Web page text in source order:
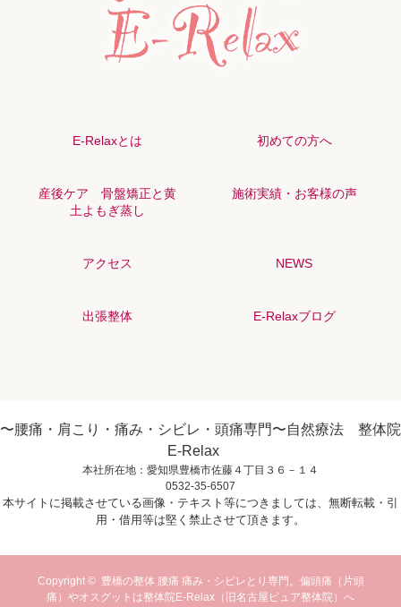
E-Relaxとは 初めての方へ
産後ケア 骨盤矯正と黄
土よもぎ蒸し
施術実績・お客様の声
アクセス NEWS
出張整体 E-Relaxブログ
〜腰痛・肩こり・痛み・シビレ・頭痛専門〜自然療法 整体院
E-Relax
本社所在地：愛知県豊橋市佐藤４丁目３６－１４
0532-35-6507
本サイトに掲載させている画像・テキスト等につきましては、無断転載・引
用・借用等は堅く禁止させて頂きます。
Copyright © 豊橋の整体 腰痛 痛み・シビレとり専門。偏頭痛（片頭
痛）やオスグットは整体院E-Relax（旧名古屋ピュア整体院）へ